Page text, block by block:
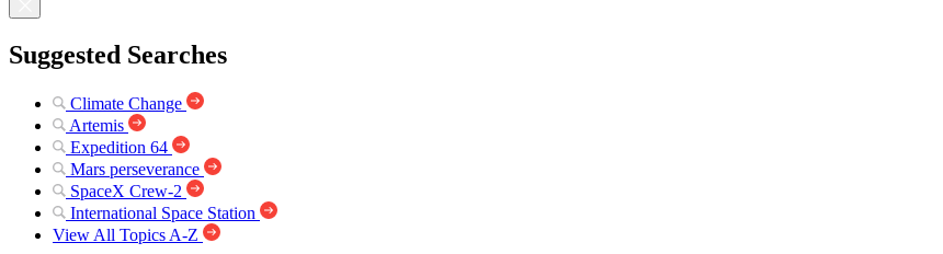
Suggested Searches
Climate Change
Artemis
Expedition 64
Mars perseverance
SpaceX Crew-2
International Space Station
View All Topics A-Z